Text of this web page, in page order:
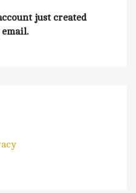
just created